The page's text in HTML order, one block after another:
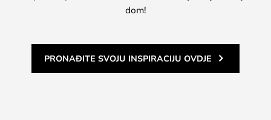
dom!
PRONAĐITE SVOJU INSPIRACIJU OVDJE